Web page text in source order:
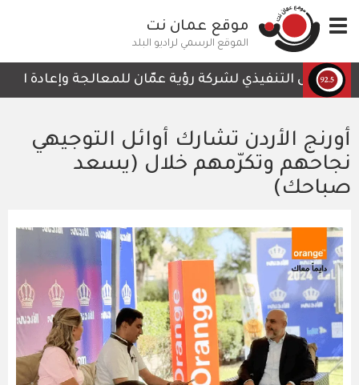
إلى
المحتوى
الرئيسي
Toggle
navigation
موقع عمان نت
الموقع الرسمي لراديو البلد
الرئيس التنفيذي لشركة رؤية عمّان للمعالجة وإعادة
أورنج الأردن تشارك أوائل التوجيهي
نجاحهم وتكرّمهم خلال (يسعد
صباحك)